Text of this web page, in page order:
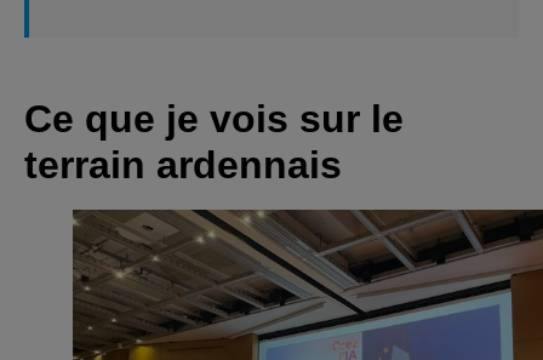
Ce que je vois sur le
terrain ardennais